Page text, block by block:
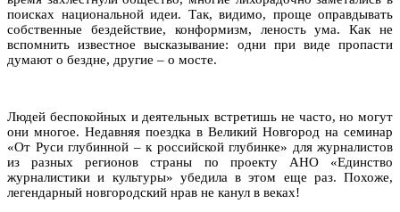
поисках национальной идеи. Так, видимо, проще оправдывать
собственные бездействие, конформизм, леность ума. Как не
вспомнить известное высказывание: одни при виде пропасти
думают о бездне, другие – о мосте.
Людей беспокойных и деятельных встретишь не часто, но могут
они многое. Недавняя поездка в Великий Новгород на семинар
«От Руси глубинной – к российской глубинке» для журналистов
из разных регионов страны по проекту АНО «Единство
журналистики и культуры» убедила в этом еще раз. Похоже,
легендарный новгородский нрав не канул в веках!